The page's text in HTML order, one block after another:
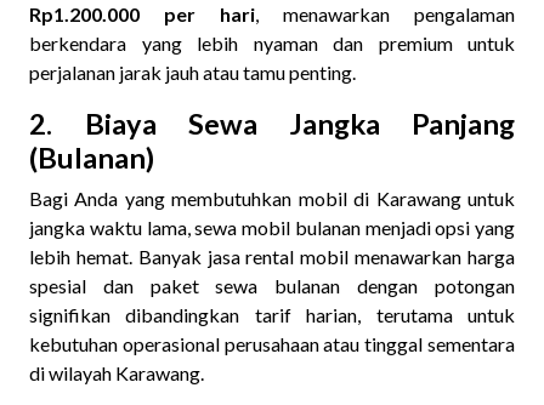
Rp1.200.000 per hari , menawarkan pengalaman
berkendara yang lebih nyaman dan premium untuk
perjalanan jarak jauh atau tamu penting.
2. Biaya Sewa Jangka Panjang
(Bulanan)
Bagi Anda yang membutuhkan mobil di Karawang untuk
jangka waktu lama, sewa mobil bulanan menjadi opsi yang
lebih hemat. Banyak jasa rental mobil menawarkan harga
spesial dan paket sewa bulanan dengan potongan
signifikan dibandingkan tarif harian, terutama untuk
kebutuhan operasional perusahaan atau tinggal sementara
di wilayah Karawang.